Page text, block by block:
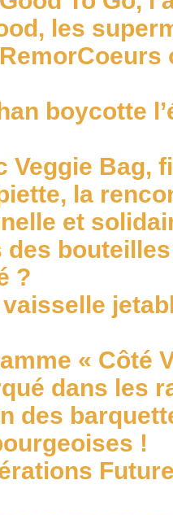
les
boycotte
Veggie Bag,
la
et
des
?
« Côté
dans les
des
!